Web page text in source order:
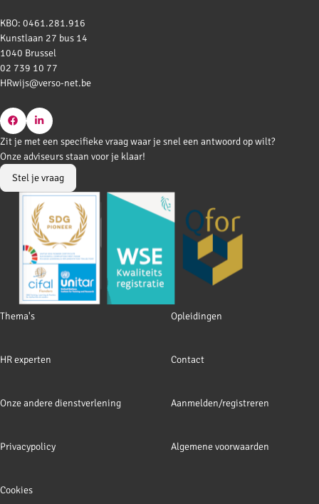
KBO: 0461.281.916
Kunstlaan 27 bus 14
1040 Brussel
02 739 10 77
HRwijs@verso-net.be
Go
to
Facebook
Go
to
LinkedIn
Footer
Thema's Opleidingen
HR experten Contact
Onze andere dienstverlening Aanmelden/registreren
Privacypolicy Algemene voorwaarden
Cookies
Zit je met een specifieke vraag waar je snel een antwoord op wilt?
Onze adviseurs staan voor je klaar!
Stel je vraag